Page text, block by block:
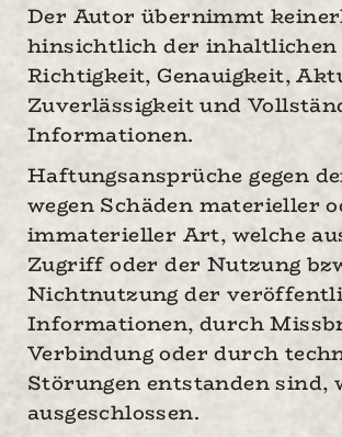
Der Autor übernimmt
hinsichtlich der inhaltlichen
Richtigkeit, Genauigkeit,
Zuverlässigkeit und
Informationen.
Haftungsansprüche gegen
wegen Schäden materieller
immaterieller Art, welche
Zugriff oder der Nutzung
Nichtnutzung der
Informationen, durch
Verbindung oder durch
Störungen entstanden sind,
ausgeschlossen.